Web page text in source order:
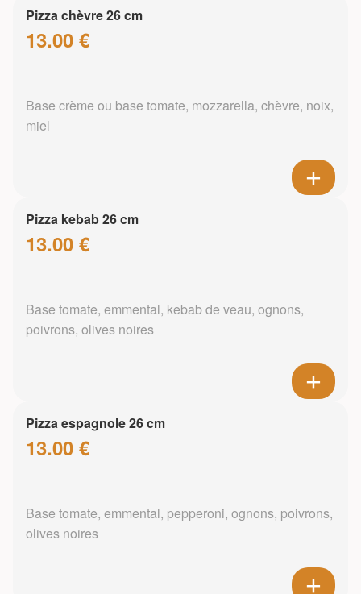
Pizza chèvre 26 cm
13.00 €
Base crème ou base tomate, mozzarella, chèvre, noix,
miel
Pizza kebab 26 cm
13.00 €
Base tomate, emmental, kebab de veau, ognons,
poivrons, olives noires
Pizza espagnole 26 cm
13.00 €
Base tomate, emmental, pepperoni, ognons, poivrons,
olives noires